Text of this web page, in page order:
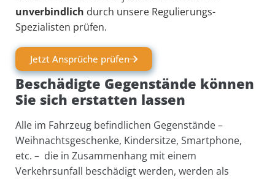
unverbindlich durch unsere Regulierungs-
Spezialisten prüfen.
Jetzt Ansprüche prüfen
Beschädigte Gegenstände können
Sie sich erstatten lassen
Alle im Fahrzeug befindlichen Gegenstände –
Weihnachtsgeschenke, Kindersitze, Smartphone,
etc. – die in Zusammenhang mit einem
Verkehrsunfall beschädigt werden, werden als